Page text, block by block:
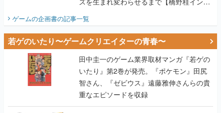
ビュー】
ゲームの企画書の記事一覧
若ゲのいたり〜ゲームクリエイターの青春〜
田中圭一のゲーム業界取材マンガ『若ゲの
いたり』第2巻が発売。『ポケモン』田尻
智さん、『ゼビウス』遠藤雅伸さんらの貴
重なエピソードを収録